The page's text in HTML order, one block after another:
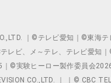
｜©テレビ愛知｜©東海
レビ、メ～テレ、テレビ愛
実験ヒーロー製作委員会
CO.,LTD. ｜ ｜© CBC